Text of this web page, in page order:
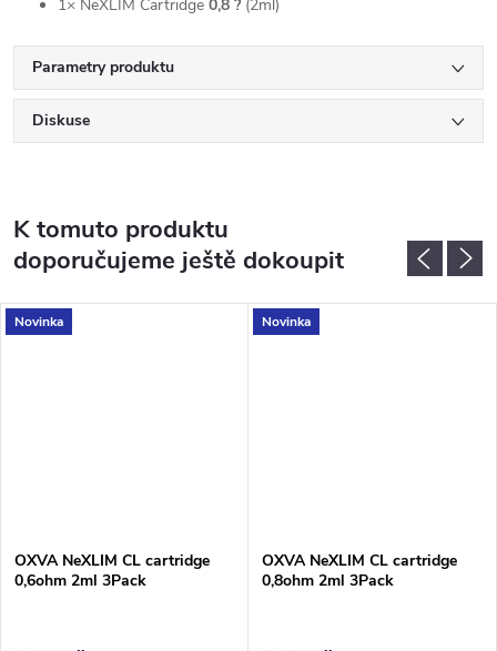
1× NeXLIM Cartridge 0,8 ?(2ml)
Parametry produktu
Diskuse
K tomuto produktu
doporučujeme ještě dokoupit
Novinka
OXVA NeXLIM CL cartridge
0,6ohm 2ml 3Pack
Novinka
OXVA NeXLIM CL cartridge
0,8ohm 2ml 3Pack